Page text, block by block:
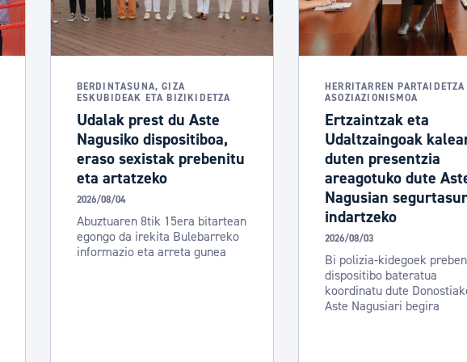
Aktualitatea
Albisteak
Udal administrazioa
Iragarki ofizialen taula
BERDINTASUNA, GIZA
ESKUBIDEAK ETA BIZIKIDETZA
Udalak prest du Aste
Nagusiko dispositiboa,
eraso sexistak prebenitu
eta artatzeko
2026/08/04
Abuztuaren 8tik 15era bitartean
egongo da irekita Bulebarreko
informazio eta arreta gunea
HERRITARREN PARTAIDETZA
ASOZIAZIONISMOA
Ertzaintzak eta
Udaltzaingoak
duten presentzia
areagotuko dute
Nagusian
indartzeko
2026/08/03
Bi polizia-kidegoek
dispositibo bateratua
koordinatu dute
Aste Nagusiari begira